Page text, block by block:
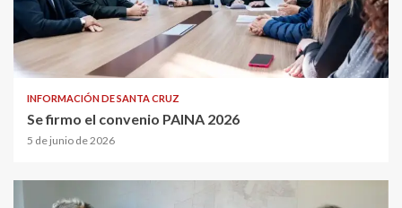
INFORMACIÓN DE SANTA CRUZ
Se firmo el convenio PAINA 2026
5 de junio de 2026